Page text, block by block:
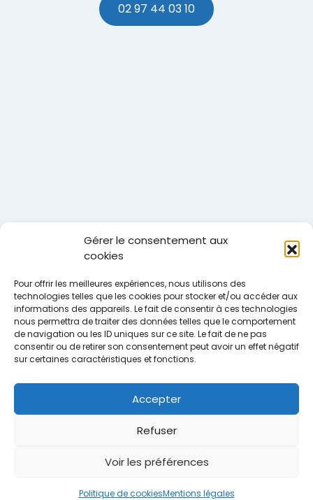
Gérer le consentement aux
cookies
Pour offrir les meilleures expériences, nous utilisons des
technologies telles que les cookies pour stocker et/ou accéder aux
informations des appareils. Le fait de consentir à ces technologies
nous permettra de traiter des données telles que le comportement
de navigation ou les ID uniques sur ce site. Le fait de ne pas
consentir ou de retirer son consentement peut avoir un effet négatif
sur certaines caractéristiques et fonctions.
Accepter
Refuser
Voir les préférences
Politique de cookiesMentions légales
02 97 44 03 10
Politique de cookies (UE)